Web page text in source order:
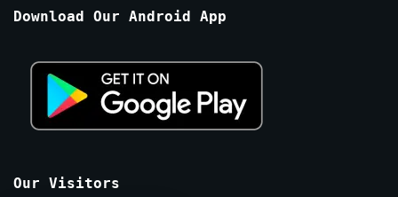
Download Our Android App
Our Visitors